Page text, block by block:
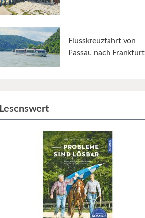
Flusskreuzfahrt von
Passau nach Frankfurt
Lesenswert